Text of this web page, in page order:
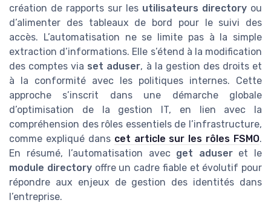
création de rapports sur les utilisateurs directory ou
d’alimenter des tableaux de bord pour le suivi des
accès. L’automatisation ne se limite pas à la simple
extraction d’informations. Elle s’étend à la modification
des comptes via set aduser, à la gestion des droits et
à la conformité avec les politiques internes. Cette
approche s’inscrit dans une démarche globale
d’optimisation de la gestion IT, en lien avec la
compréhension des rôles essentiels de l’infrastructure,
comme expliqué dans cet article sur les rôles FSMO.
En résumé, l’automatisation avec get aduseret le
module directoryoffre un cadre fiable et évolutif pour
répondre aux enjeux de gestion des identités dans
l’entreprise.